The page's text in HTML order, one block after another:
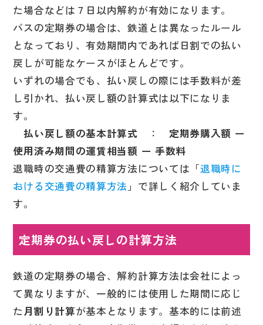
た場合などは７日以内解約が有効になります。
バスの定期券の場合は、鉄道とは異なったルール
となっており、有効期間内であれば日割での払い
戻しが可能なケースがほとんどです。
いずれの場合でも、払い戻しの際には手数料が差
し引かれ、払い戻し額の計算式は以下になりま
す。
払い戻し額の基本計算式 ： 定期券購入額 ー
使用済み期間の運賃相当額 ー 手数料
退職時の交通費の精算方法については「退職時に
おける交通費の精算方法 」で詳しく紹介していま
す。
定期券の払い戻しの計算方法
鉄道の定期券の場合、解約計算方法は会社によっ
て異なりますが、一般的には使用した期間に応じ
た 月割り計算が基本となります。基本的には前述